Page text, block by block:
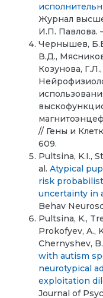
Журнал
И.П. Павлова.
Чернышев,
В.Д.,
Козунова,
// Гены и
609.
Pultsina, K.I.,
al. Atypical
risk
uncertainty in
Behav
Pultsina, K.,
Prokofyev, A.,
Chernyshev,
with autism
neurotypical
exploitation
Journal of